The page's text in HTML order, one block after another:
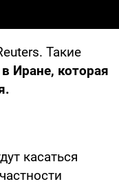
Такие
Иране, которая
касаться